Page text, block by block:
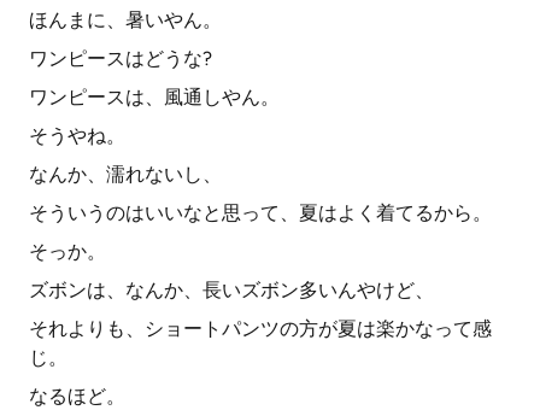
ほんまに、暑いやん。
ワンピースはどうな?
ワンピースは、風通しやん。
そうやね。
なんか、濡れないし、
そういうのはいいなと思って、夏はよく着てるから。
そっか。
ズボンは、なんか、長いズボン多いんやけど、
それよりも、ショートパンツの方が夏は楽かなって感
じ。
なるほど。